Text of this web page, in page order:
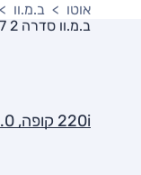
אוטו ב.מ.וו
ב.מ.וו סדרה 2 2017
220i קופה, 2.0 ל' טורבו, אוט', Business